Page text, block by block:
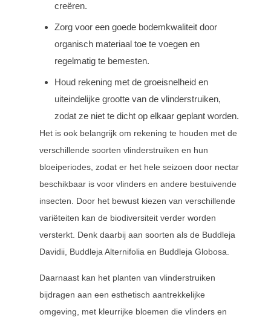
creëren.
Zorg voor een goede bodemkwaliteit door
organisch materiaal toe te voegen en
regelmatig te bemesten.
Houd rekening met de groeisnelheid en
uiteindelijke grootte van de vlinderstruiken,
zodat ze niet te dicht op elkaar geplant worden.
Het is ook belangrijk om rekening te houden met de
verschillende soorten vlinderstruiken en hun
bloeiperiodes, zodat er het hele seizoen door nectar
beschikbaar is voor vlinders en andere bestuivende
insecten. Door het bewust kiezen van verschillende
variëteiten kan de biodiversiteit verder worden
versterkt. Denk daarbij aan soorten als de Buddleja
Davidii, Buddleja Alternifolia en Buddleja Globosa.
Daarnaast kan het planten van vlinderstruiken
bijdragen aan een esthetisch aantrekkelijke
omgeving, met kleurrijke bloemen die vlinders en